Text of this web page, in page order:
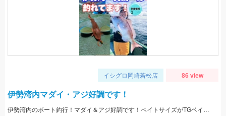
イシグロ岡崎若松店 86 view
伊勢湾内マダイ・アジ好調です！
伊勢湾内のボート釣行！マダイ＆アジ好調です！ベイトサイズがTGベイト100ｇにぴったり！タイラバは60ｇ使用 鯵が回遊しているからジギングサビキいりますよ